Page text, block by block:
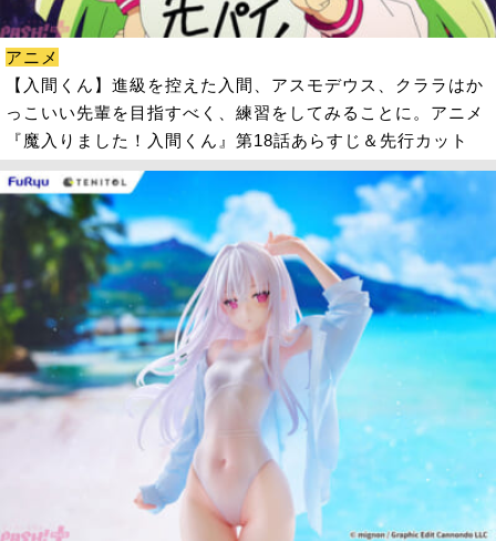
アニメ
【入間くん】進級を控えた入間、アスモデウス、クララはか
っこいい先輩を目指すべく、練習をしてみることに。アニメ
『魔入りました！入間くん』第18話あらすじ＆先行カット